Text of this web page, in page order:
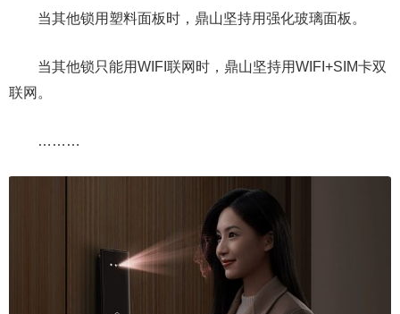
当其他锁用塑料面板时，鼎山坚持用强化玻璃面板。
当其他锁只能用WIFI联网时，鼎山坚持用WIFI+SIM卡双
联网。
………